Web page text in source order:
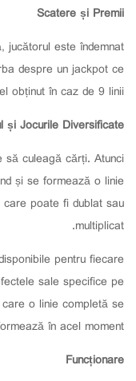
Scatere și Premii
jucătorul este îndemnat
despre un jackpot ce
obținut în caz de 9 linii.
și Jocurile Diversificate
culeagă cărți. Atunci
și se formează o linie
poate fi dublat sau
multiplicat.
pentru fiecare
sale specifice pe
o linie completă se
în acel moment.
Funcționare